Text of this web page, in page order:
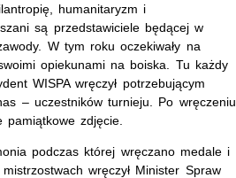
humanitaryzm i
są przedstawiciele będącej w
W tym roku oczekiwały na
opiekunami na boiska. Tu każdy
WISPA wręczył potrzebującym
– uczestników turnieju. Po wręczeniu
zdjęcie.
podczas której wręczano medale i
wręczył Minister Spraw